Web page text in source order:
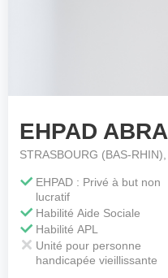
Nom &
Votre
EHPAD
STRASBOURG (BAS-
EHPAD : Privé à but non
lucratif
Habilité Aide Sociale
Habilité APL
Unité pour personne
handicapée vieillissante